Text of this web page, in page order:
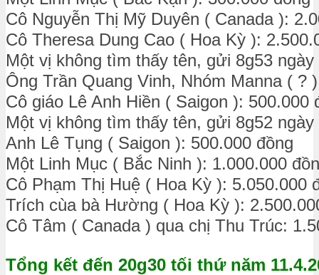
Cô Nguyễn Thị Mỹ Duyên ( Canada ):
Cô Theresa Dung Cao ( Hoa Kỳ ):
Một vị không tìm thấy tên, gửi 8g53
Ông Trần Quang Vinh, Nhóm Manna ( ?
Cô giáo Lê Anh Hiền ( Saigon ): 500.000
Một vị không tìm thấy tên, gửi 8g52 ngày
Anh Lê Tụng ( Saigon ): 500.000 đồng
Một Linh Mục ( Bắc Ninh ): 1.000.000
Cô Phạm Thị Huệ ( Hoa Kỳ ): 5.050.000
Trích cùa bà Hường ( Hoa Kỳ ):
Cô Tâm ( Canada ) qua chị Thu Trúc:
Tổng kết đến 20g30 tối thứ năm